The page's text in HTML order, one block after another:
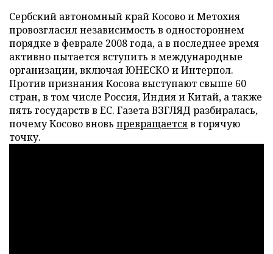
Сербский автономный край Косово и Метохия
провозгласил независимость в одностороннем
порядке в феврале 2008 года, а в последнее время
активно пытается вступить в международные
организации, включая ЮНЕСКО и Интерпол.
Против признания Косова выступают свыше 60
стран, в том числе Россия, Индия и Китай, а также
пять государств в ЕС. Газета ВЗГЛЯД разбиралась,
почему Косово вновь превращаетсяв горячую
точку.